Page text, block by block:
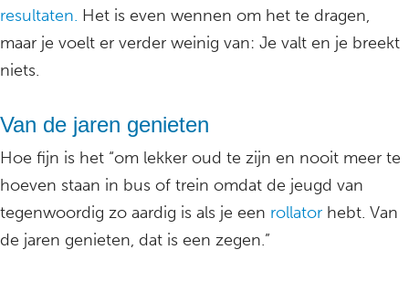
resultaten. Het is even wennen om het te dragen,
maar je voelt er verder weinig van: Je valt en je breekt
niets.
Van de jaren genieten
Hoe fijn is het “om lekker oud te zijn en nooit meer te
hoeven staan in bus of trein omdat de jeugd van
tegenwoordig zo aardig is als je een rollator hebt. Van
de jaren genieten, dat is een zegen.”